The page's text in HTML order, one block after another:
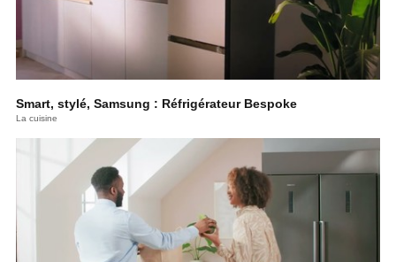
Smart, stylé, Samsung : Réfrigérateur Bespoke
La cuisine